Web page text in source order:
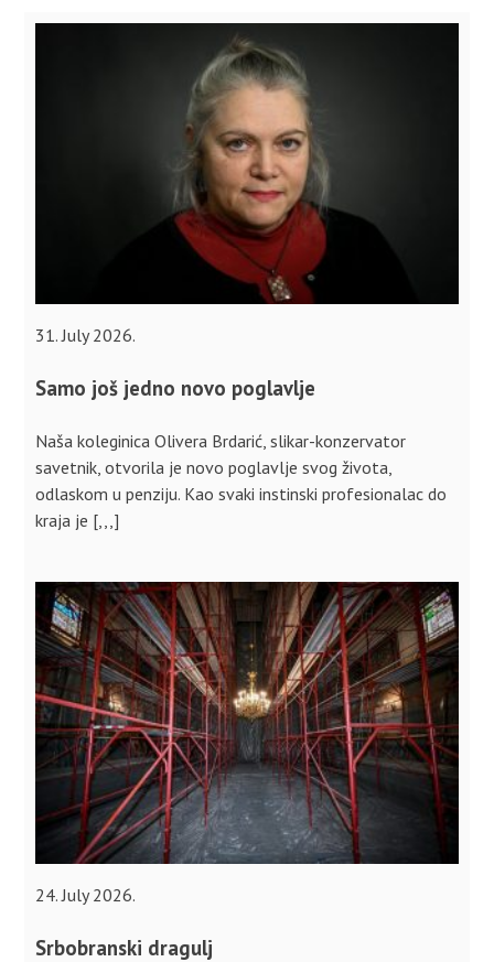
31. July 2026.
Samo još jedno novo poglavlje
Naša koleginica Olivera Brdarić, slikar-konzervator
savetnik, otvorila je novo poglavlje svog života,
odlaskom u penziju. Kao svaki instinski profesionalac do
kraja je [,,,]
24. July 2026.
Srbobranski dragulj